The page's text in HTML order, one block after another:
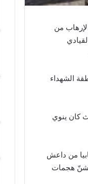
من
الشهداء
كان ينوي
محور غرب الأنبار للحشد الشعبي قاسم مصلح عن مقتل وجرح 35 ارهابيا من داعش
لشنّ هجمات